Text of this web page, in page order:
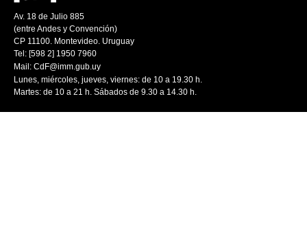
Av. 18 de Julio 885
(entre Andes y Convención)
CP 11100. Montevideo. Uruguay
Tel: [598 2] 1950 7960
Mail: CdF@imm.gub.uy
Lunes, miércoles, jueves, viernes: de 10 a 19.30 h.
Martes: de 10 a 21 h. Sábados de 9.30 a 14.30 h.